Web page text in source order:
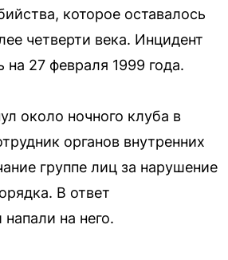
которое оставалось
четверти века. Инцидент
на 27 февраля 1999 года.
около ночного клуба в
органов внутренних
группе лиц за нарушение
В ответ
на него.